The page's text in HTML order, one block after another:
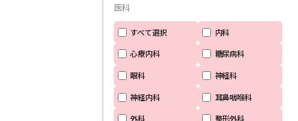
医科
すべて選択
内科
心療内科
糖尿病科
眼科
神経科
神経内科
耳鼻咽喉科
外科
整形外科